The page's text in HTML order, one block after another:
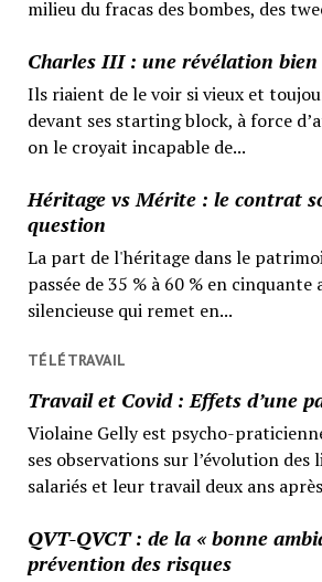
milieu du fracas des bombes, des
Charles III : une révélation
Ils riaient de le voir si vieux et
devant ses starting block, à force
on le croyait incapable de...
Héritage vs Mérite : le contrat
question
La part de l'héritage dans le
passée de 35 % à 60 % en cinquante
silencieuse qui remet en...
TÉLÉTRAVAIL
Travail et Covid : Effets d’une
Violaine Gelly est psycho-
ses observations sur l’évolution des
salariés et leur travail deux ans
QVT-QVCT : de la « bonne
prévention des risques